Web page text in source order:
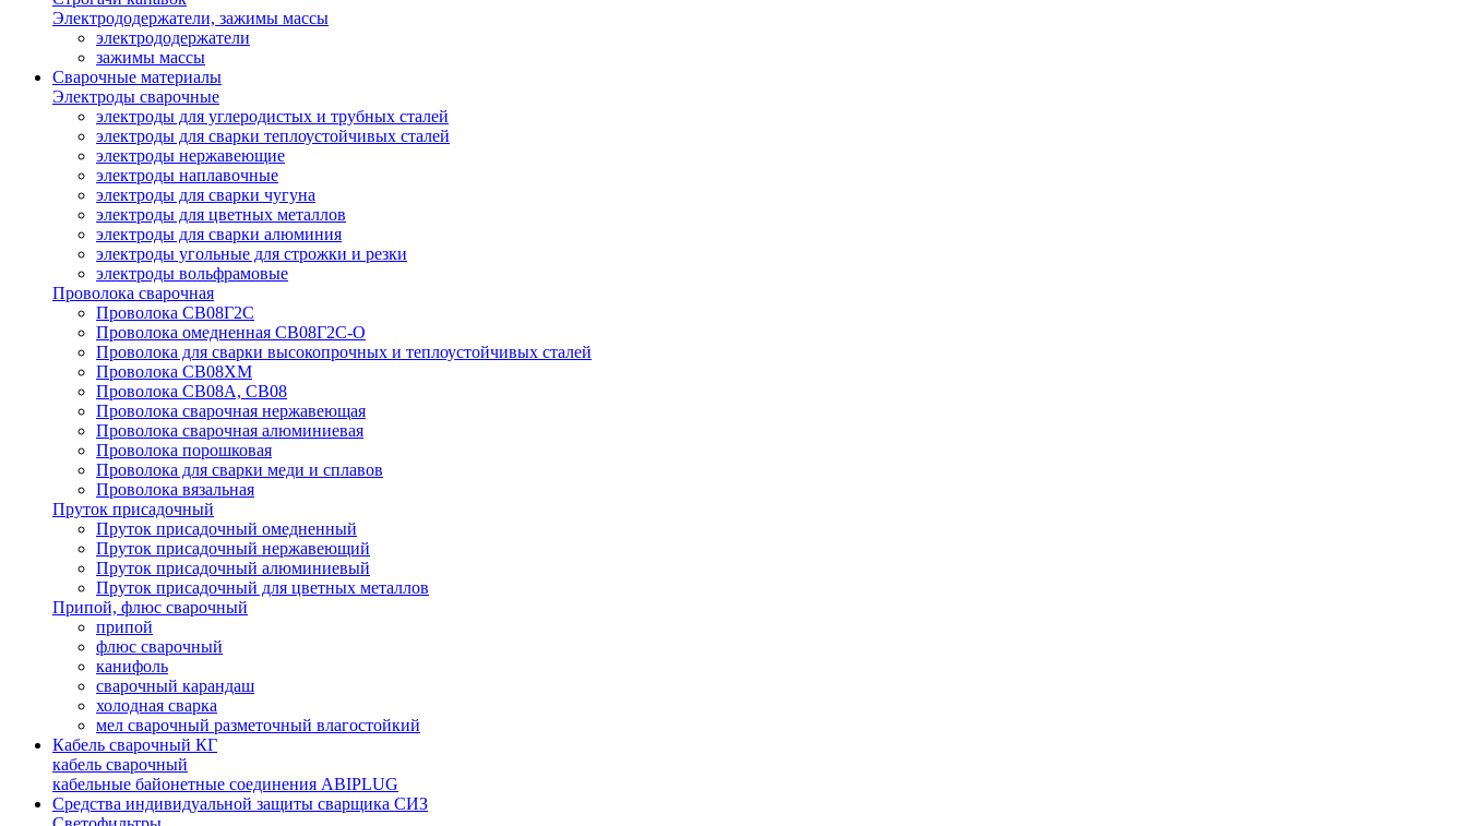
Электрододержатели, зажимы массы
электрододержатели
зажимы массы
Сварочные материалы
Электроды сварочные
электроды для углеродистых и трубных сталей
электроды для сварки теплоустойчивых сталей
электроды нержавеющие
электроды наплавочные
электроды для сварки чугуна
электроды для цветных металлов
электроды для сварки алюминия
электроды угольные для строжки и резки
электроды вольфрамовые
Проволока сварочная
Проволока СВ08Г2С
Проволока омедненная СВ08Г2С-О
Проволока для сварки высокопрочных и теплоустойчивых сталей
Проволока СВ08ХМ
Проволока СВ08А, СВ08
Проволока сварочная нержавеющая
Проволока сварочная алюминиевая
Проволока порошковая
Проволока для сварки меди и сплавов
Проволока вязальная
Пруток присадочный
Пруток присадочный омедненный
Пруток присадочный нержавеющий
Пруток присадочный алюминиевый
Пруток присадочный для цветных металлов
Припой, флюс сварочный
припой
флюс сварочный
канифоль
сварочный карандаш
холодная сварка
мел сварочный разметочный влагостойкий
Кабель сварочный КГ
кабель сварочный
кабельные байонетные соединения ABIPLUG
Средства индивидуальной защиты сварщика СИЗ